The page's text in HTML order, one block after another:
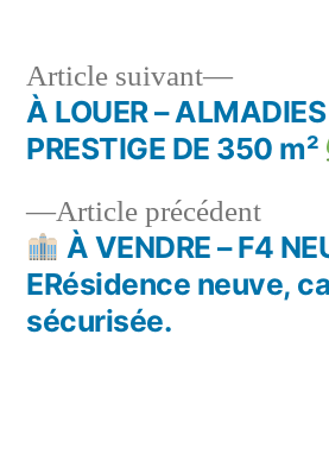
Navigation
l’article
Article précédentArticle
À VENDRE – F4
ERésidence neuve,
sécurisée.
Article suivant
Article
suivant :
À LOUER –
PRESTIGE DE 350 m²